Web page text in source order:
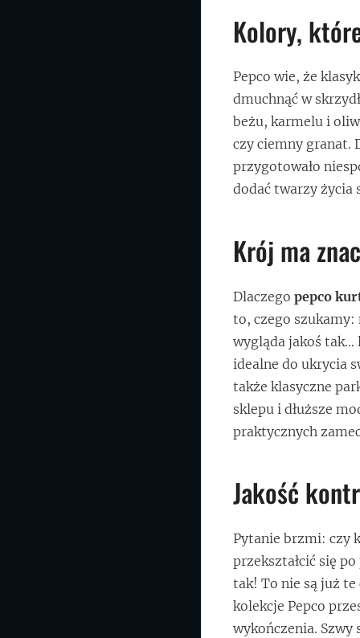
Kolory,
Pepco wie, że
dmuchnąć w
beżu, karmelu i
czy ciemny granat.
przygotowało
dodać twarzy życia
Krój ma
Dlaczego pepco
to, czego szukamy:
wygląda jakoś tak…
idealne do ukrycia
także klasyczne
sklepu i dłuższe
praktycznych
Jakość
Pytanie brzmi: czy
przekształcić się
tak! To nie są już te
kolekcje Pepco
wykończenia. Szwy